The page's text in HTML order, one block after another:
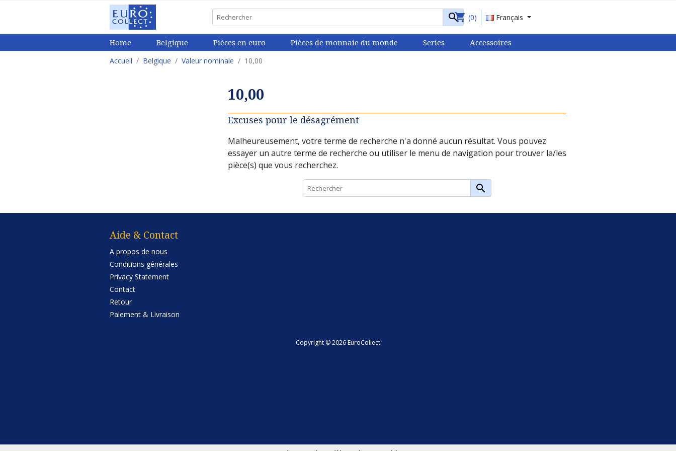
shopping_cart (0) Français
Home Belgique Pièces en euro Pièces de monnaie du monde Series Accessoires
Accueil Belgique Valeur nominale 10,00
10,00
Excuses pour le désagrément
Malheureusement, votre terme de recherche n'a donné aucun résultat. Vous pouvez
essayer un autre terme de recherche ou utiliser le menu de navigation pour trouver la/les
pièce(s) que vous recherchez.

Aide & Contact
A propos de nous
Conditions générales
Privacy Statement
Contact
Retour
Paiement & Livraison
Copyright © 2026 EuroCollect